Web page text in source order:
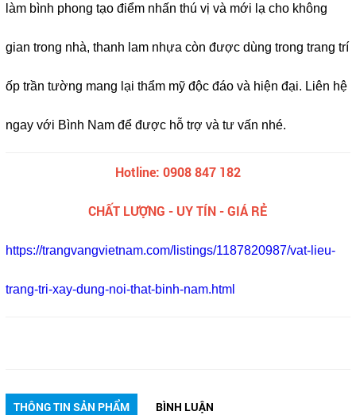
làm bình phong tạo điểm nhấn thú vị và mới lạ cho không
gian trong nhà, thanh lam nhựa còn được dùng trong trang trí
ốp trần tường mang lại thẩm mỹ độc đáo và hiện đại. Liên hệ
ngay với Bình Nam để được hỗ trợ và tư vấn nhé.
Hotline: 0908 847 182
CHẤT LƯỢNG - UY TÍN - GIÁ RẺ
https://trangvangvietnam.com/listings/1187820987/vat-lieu-
trang-tri-xay-dung-noi-that-binh-nam.html
THÔNG TIN SẢN PHẨM BÌNH LUẬN